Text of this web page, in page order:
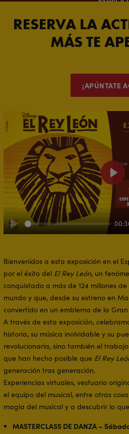
RESERVA LA
MÁS TE
¡APÚNTATE
Play
Play
Bienvenidos a esta exposición en el
por el éxito del El Rey León, un
conquistado a más de 124 millones
mundo y que, desde su estreno en
convertido en un emblema de la Gran
A través de esta exposición,
historia, su música inolvidable y su
revolucionaria, sino también el
que han hecho posible que El Rey
generación tras generación.
Experiencias virtuales, vestuario
el equipo del musical, entre otras
magia del musical y a descubrir lo
MASTERCLASS DE DANZA –